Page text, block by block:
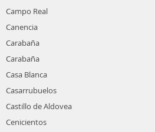
Campo Real
Canencia
Carabaña
Carabaña
Casa Blanca
Casarrubuelos
Castillo de Aldovea
Cenicientos